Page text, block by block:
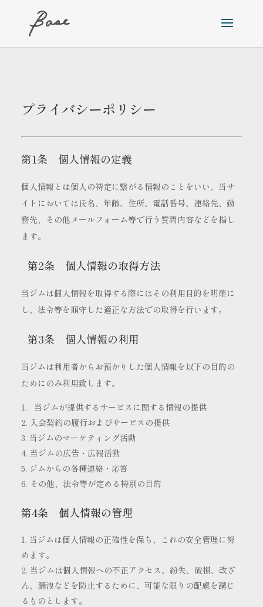
プライバシーポリシー
第1条 個人情報の定義
個人情報とは個人の特定に繋がる情報のことをいい、当サ
イトにおいては氏名、年齢、住所、電話番号、連絡先、勤
務先、その他メールフォーム等で行う質問内容などを指し
ます。
第2条 個人情報の取得方法
当ジムは個人情報を取得する際にはその利用目的を明確に
し、法令等を順守した適正な方法での取得を行います。
第3条 個人情報の利用
当ジムは利用者からお預かりした個人情報を以下の目的の
ためにのみ利用致します。
当ジムが提供するサービスに関する情報の提供
入会契約の履行およびサービスの提供
当ジムのマーケティング活動
当ジムの広告・広報活動
ジムからの各種連絡・応答
その他、法令等が定める特別の目的
第4条 個人情報の管理
当ジムは個人情報の正確性を保ち、これの安全管理に努
めます。
当ジムは個人情報への不正アクセス、紛失、破損、改ざ
ん、漏洩などを防止するために、可能な限りの配慮を講じ
るものとします。